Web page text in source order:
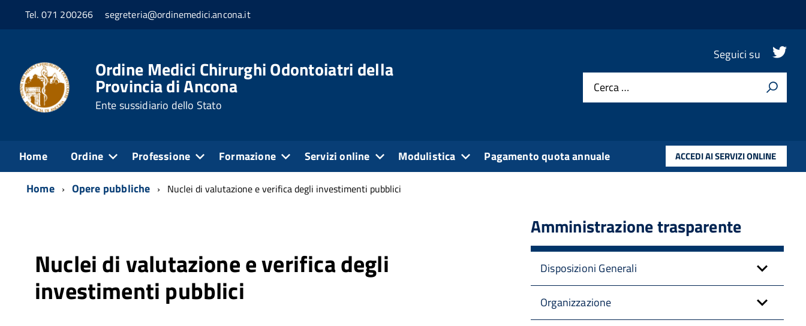
Tel. 071 200266 segreteria@ordinemedici.ancona.it
Ordine Medici Chirurghi Odontoiatri della
Provincia di Ancona
Ente sussidiario dello Stato
Seguici su .
Cerca …
Home Ordine Professione Formazione Servizi online Modulistica Pagamento quota annuale ACCEDI AI SERVIZI ONLINE
Home Opere pubbliche Nuclei di valutazione e verifica degli investimenti pubblici
Nuclei di valutazione e verifica degli
investimenti pubblici
Amministrazione trasparente
Disposizioni Generali
Organizzazione